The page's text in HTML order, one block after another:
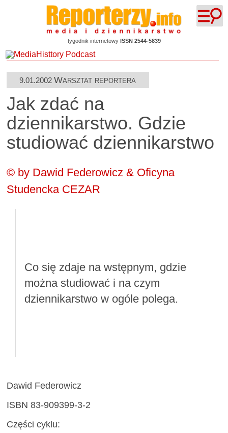
tygodnik internetowy ISSN 2544-5839
9.01.2002Warsztat reportera
Jak zdać na
dziennikarstwo. Gdzie
studiować dziennikarstwo
© by Dawid Federowicz & Oficyna
Studencka CEZAR
Co się zdaje na wstępnym, gdzie
można studiować i na czym
dziennikarstwo w ogóle polega.
Dawid Federowicz
ISBN 83-909399-3-2
Części cyklu: